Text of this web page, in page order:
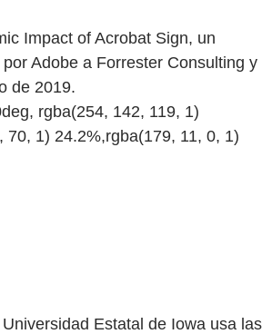
Impact of Acrobat Sign, un
Adobe a Forrester Consulting y
de 2019.
rgba(254, 142, 119, 1)
70, 1) 24.2%,rgba(179, 11, 0, 1)
Estatal de Iowa usa las